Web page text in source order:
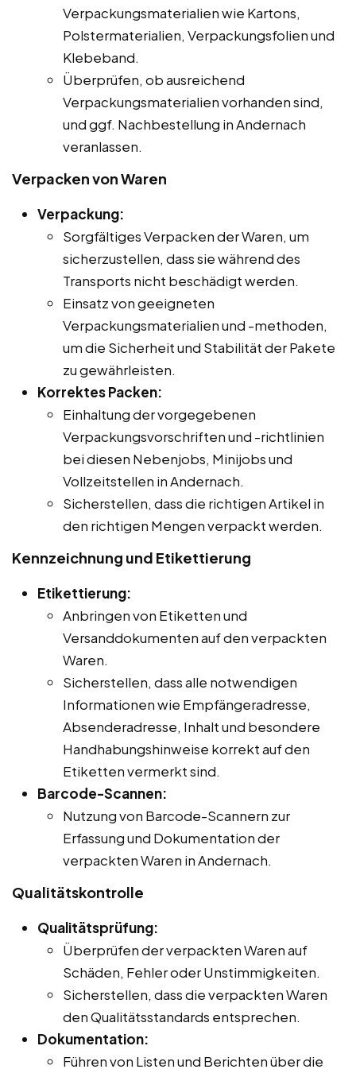
Verpackungsmaterialien wie Kartons,
Polstermaterialien, Verpackungsfolien und
Klebeband.
Überprüfen, ob ausreichend
Verpackungsmaterialien vorhanden sind,
und ggf. Nachbestellung in Andernach
veranlassen.
Verpacken von Waren
Verpackung:
Sorgfältiges Verpacken der Waren, um
sicherzustellen, dass sie während des
Transports nicht beschädigt werden.
Einsatz von geeigneten
Verpackungsmaterialien und -methoden,
um die Sicherheit und Stabilität der Pakete
zu gewährleisten.
Korrektes Packen:
Einhaltung der vorgegebenen
Verpackungsvorschriften und -richtlinien
bei diesen Nebenjobs, Minijobs und
Vollzeitstellen in Andernach.
Sicherstellen, dass die richtigen Artikel in
den richtigen Mengen verpackt werden.
Kennzeichnung und Etikettierung
Etikettierung:
Anbringen von Etiketten und
Versanddokumenten auf den verpackten
Waren.
Sicherstellen, dass alle notwendigen
Informationen wie Empfängeradresse,
Absenderadresse, Inhalt und besondere
Handhabungshinweise korrekt auf den
Etiketten vermerkt sind.
Barcode-Scannen:
Nutzung von Barcode-Scannern zur
Erfassung und Dokumentation der
verpackten Waren in Andernach.
Qualitätskontrolle
Qualitätsprüfung:
Überprüfen der verpackten Waren auf
Schäden, Fehler oder Unstimmigkeiten.
Sicherstellen, dass die verpackten Waren
den Qualitätsstandards entsprechen.
Dokumentation:
Führen von Listen und Berichten über die